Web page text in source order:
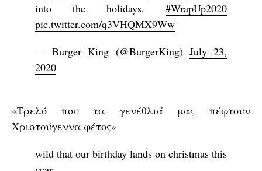
into the holidays. #WrapUp2020
pic.twitter.com/q3VHQMX9Ww
— Burger King (@BurgerKing) July 23,
2020
«Τρελό που τα γενέθλιά μας πέφτουν
Χριστούγεννα φέτος»
wild that our birthday lands on christmas this